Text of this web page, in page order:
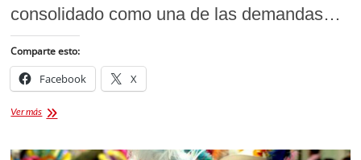
consolidado como una de las demandas…
Comparte esto:
Facebook X
Ver másDe
24